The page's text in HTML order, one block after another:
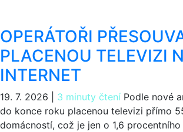
OPERÁTOŘI
PLACENOU TELEVIZI
INTERNET
19. 7. 2026 3 minuty čtení Podle nové
do konce roku placenou televizi přímo
domácností, což je jen o 1,6